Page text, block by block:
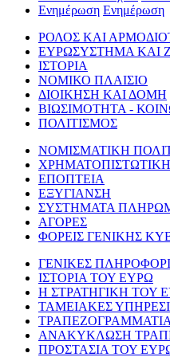
Ενημέρωση Ενημέρωση
ΡΟΛΟΣ ΚΑΙ
ΕΥΡΩΣΥΣΤΗΜΑ ΚΑΙ
ΙΣΤΟΡΙΑ
ΝΟΜΙΚΟ ΠΛΑΙΣΙΟ
ΔΙΟΙΚΗΣΗ ΚΑΙ ΔΟΜΗ
ΒΙΩΣΙΜΟΤΗΤΑ -
ΠΟΛΙΤΙΣΜΟΣ
ΝΟΜΙΣΜΑΤΙΚΗ
ΕΠΟΠΤΕΙΑ
ΕΞΥΓΙΑΝΣΗ
ΣΥΣΤΗΜΑΤΑ
ΑΓΟΡΕΣ
ΦΟΡΕΙΣ ΓΕΝΙΚΗΣ
ΓΕΝΙΚΕΣ
ΙΣΤΟΡΙΑ ΤΟΥ ΕΥΡΩ
Η ΣΤΡΑΤΗΓΙΚΗ ΤΟΥ
ΤΑΜΕΙΑΚΕΣ
ΑΝΑΚΥΚΛΩΣΗ
ΠΡΟΣΤΑΣΙΑ ΤΟΥ